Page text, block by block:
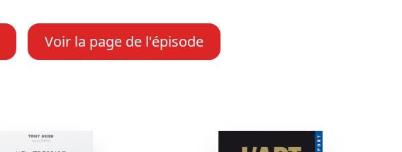
Voir la page de l'épisode